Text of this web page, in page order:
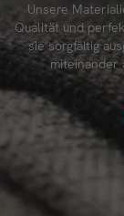
Unsere
Qualität und
sie sorgfältig
miteinander